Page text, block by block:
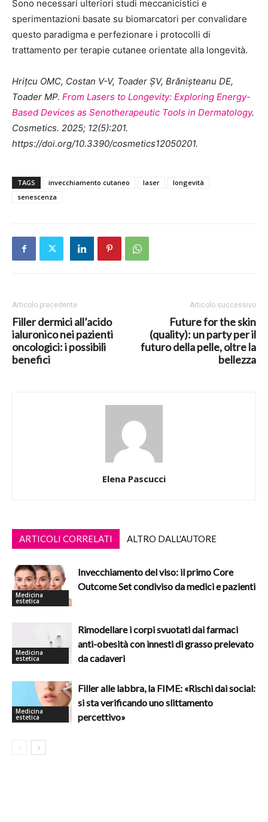
Sono necessari ulteriori studi meccanicistici e
sperimentazioni basate su biomarcatori per convalidare
questo paradigma e perfezionare i protocolli di
trattamento per terapie cutanee orientate alla longevità.
Hrițcu OMC, Costan V-V, Toader ȘV, Brănișteanu DE,
Toader MP. From Lasers to Longevity: Exploring Energy-
Based Devices as Senotherapeutic Tools in Dermatology.
Cosmetics. 2025; 12(5):201.
https://doi.org/10.3390/cosmetics12050201.
TAGS invecchiamento cutaneo laser
longevità
senescenza
Articolo precedente
Filler dermici all’acido
ialuronico nei pazienti
oncologici: i possibili
benefici
Articolo successivo
Future for the skin
(quality): un party per il
futuro della pelle, oltre la
bellezza
Elena Pascucci
ARTICOLI CORRELATI ALTRO DALL'AUTORE
Medicina
estetica
Invecchiamento del viso: il primo Core
Outcome Set condiviso da medici e pazienti
Medicina
estetica
Rimodellare i corpi svuotati dai farmaci
anti-obesità con innesti di grasso prelevato
da cadaveri
Medicina
estetica
Filler alle labbra, la FIME: «Rischi dai social:
si sta verificando uno slittamento
percettivo»